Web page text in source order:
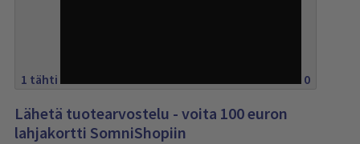
1 tähti 0
Lähetä tuotearvostelu - voita 100 euron
lahjakortti SomniShopiin